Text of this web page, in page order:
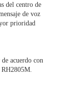
del centro de
de voz
prioridad
acuerdo con